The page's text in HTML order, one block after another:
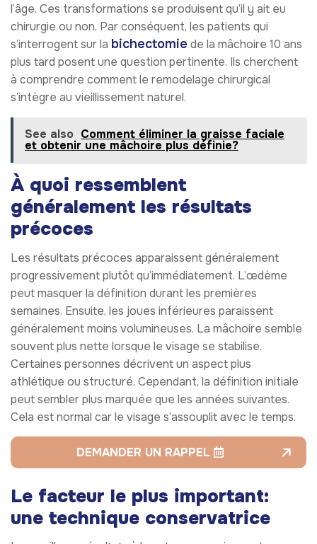
l’âge. Ces transformations se produisent qu’il y ait eu
chirurgie ou non. Par conséquent, les patients qui
s’interrogent sur la bichectomie de la mâchoire 10 ans
plus tard posent une question pertinente. Ils cherchent
à comprendre comment le remodelage chirurgical
s’intègre au vieillissement naturel.
See also Comment éliminer la graisse faciale
et obtenir une mâchoire plus définie?
À quoi ressemblent
généralement les résultats
précoces
Les résultats précoces apparaissent généralement
progressivement plutôt qu’immédiatement. L’œdème
peut masquer la définition durant les premières
semaines. Ensuite, les joues inférieures paraissent
généralement moins volumineuses. La mâchoire semble
souvent plus nette lorsque le visage se stabilise.
Certaines personnes décrivent un aspect plus
athlétique ou structuré. Cependant, la définition initiale
peut sembler plus marquée que les années suivantes.
Cela est normal car le visage s’assouplit avec le temps.
DEMANDER UN RAPPEL
Le facteur le plus important:
une technique conservatrice